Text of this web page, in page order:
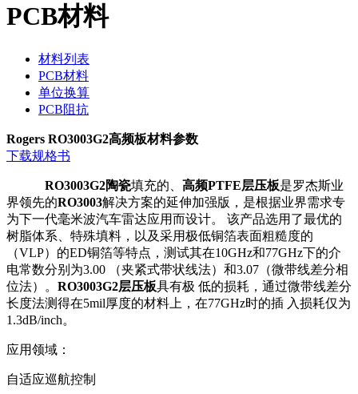
PCB材料
材料列表
PCB材料
单位换算
PCB阻抗
Rogers RO3003G2高频板材料参数
下载规格书
RO3003G2陶瓷填充的、 高频PTFE层压板是罗杰斯业
界领先的RO3003解决方案的延伸加强版，是根据业界需求专
为下一代毫米波汽车雷达应用而设计。 该产品选用了最优的
树脂体系、特殊填料，以及采用极低铜箔表面粗糙度的
（VLP）的ED铜箔等特点，测试其在10GHz和77GHz下的介
电常数分别为3.00 （夹紧式带状线法）和3.07（微带线差分相
位法）。 RO3003G2层压板具有极 低的损耗，通过微带线差分
长度法测得在5mil厚度的材料上，在77GHz时的插 入损耗仅为
1.3dB/inch。
应用领域：
自适应巡航控制